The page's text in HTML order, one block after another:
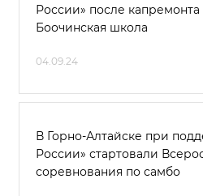
России» после капремонта
Боочинская школа
04.09.24
В Горно-Алтайске при
России» стартовали
соревнования по самбо